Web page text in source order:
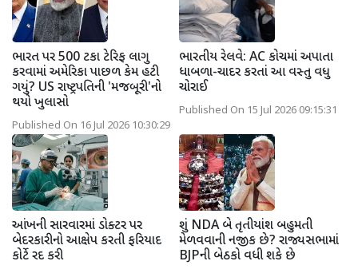
ભારત પર 500 ટકા ટેરિફ લાગુ
કરવામાં અમેરિકા પાછળ કેમ હટી
ગયું? US રાષ્ટ્રપતિની 'મજબૂરી'નો
થયો ખુલાસો
Published On 16 Jul 2026 10:30:29
ભારતીય રેલવે: AC કોચમાં અપાતા
ધાબળા-ચાદર કરતાં આ વસ્તુ વધુ
ચોરાઈ
Published On 15 Jul 2026 09:15:31
આંખની સારવારમાં ડોક્ટર પર
બેદરકારીનો આક્ષેપ કરતી ફરિયાદ
કોર્ટે રદ કરી
શું NDA બે તૃતીયાંશ બહુમતી
મેળવવાની નજીક છે? રાજ્યસભામાં
BJPની બેઠકો વધી શકે છે